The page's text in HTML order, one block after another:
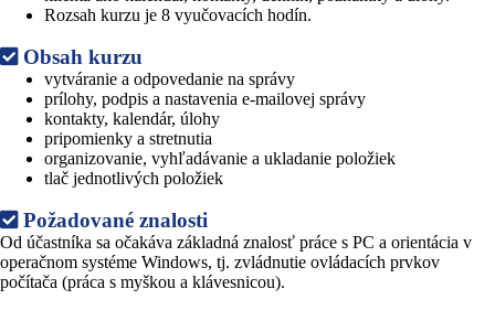
Rozsah kurzu je 8 vyučovacích hodín.
Obsah kurzu
vytváranie a odpovedanie na správy
prílohy, podpis a nastavenia e-mailovej správy
kontakty, kalendár, úlohy
pripomienky a stretnutia
organizovanie, vyhľadávanie a ukladanie položiek
tlač jednotlivých položiek
Požadované znalosti
Od účastníka sa očakáva základná znalosť práce s PC a orientácia v
operačnom systéme Windows, tj. zvládnutie ovládacích prvkov
počítača (práca s myškou a klávesnicou).